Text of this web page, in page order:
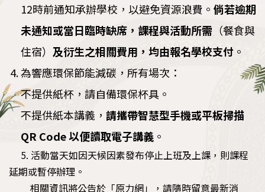
12時前通知承辦學校，以避免資源浪費。 倘若逾期
未通知或當日臨時缺席，課程與活動所需 （餐食與
住宿） 及衍生之相關費用，均由報名學校支付 。
為響應環保節能減碳，所有場次：
不提供紙杯，請自備環保杯具。
不提供紙本講義， 請攜帶智慧型手機或平板掃描
QR Code 以便讀取電子講義 。
5. 活動當天如因天候因素發布停止上班及上課，則課程
延期或暫停辦理。
相關資訊將公告於「原力網」，請隨時留意最新消